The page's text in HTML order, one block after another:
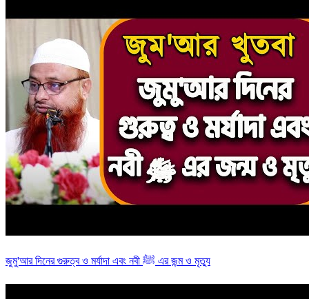
জুমু'আর দিনের গুরুত্ব ও মর্যাদা এবং নবী ﷺ এর জন্ম ও মৃত্যু